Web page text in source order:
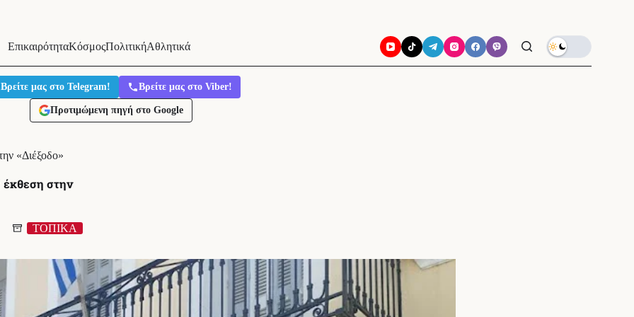
ΕπικαιρότηταΚόσμοςΠολιτικήΑθλητικά
Βρείτε μας στο Telegram! Βρείτε μας στο Viber!
Προτιμώμενη πηγή στο Google
«Διέξοδο»
έκθεση στην
ΤΟΠΙΚΑ